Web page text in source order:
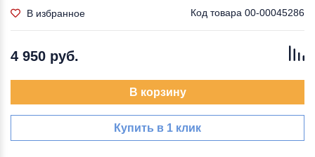
В избранное
Код товара 00-00045286
4 950 руб.
В корзину
Купить в 1 клик